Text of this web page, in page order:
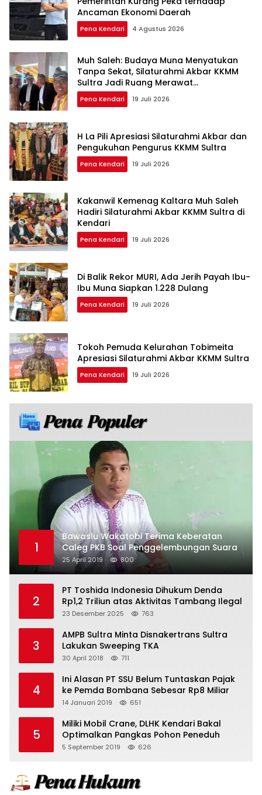
Ancaman Ekonomi Daerah
Pena Kendari 4 Agustus 2026
Muh Saleh: Budaya Muna Menyatukan
Tanpa Sekat, Silaturahmi Akbar KKMM
Sultra Jadi Ruang Merawat
Persaudaraan
Pena Kendari 19 Juli 2026
H La Pili Apresiasi Silaturahmi Akbar dan
Pengukuhan Pengurus KKMM Sultra
Pena Kendari 19 Juli 2026
Kakanwil Kemenag Kaltara Muh Saleh
Hadiri Silaturahmi Akbar KKMM Sultra di
Kendari
Pena Kendari 19 Juli 2026
Di Balik Rekor MURI, Ada Jerih Payah Ibu-
Ibu Muna Siapkan 1.228 Dulang
Pena Kendari 19 Juli 2026
Tokoh Pemuda Kelurahan Tobimeita
Apresiasi Silaturahmi Akbar KKMM Sultra
Pena Kendari 19 Juli 2026
1
Bawaslu Wakatobi Terima Keberatan
Caleg PKB Soal Penggelembungan Suara
25 April 2019 800
2
PT Toshida Indonesia Dihukum Denda
Rp1,2 Triliun atas Aktivitas Tambang Ilegal
23 Desember 2025 763
3
AMPB Sultra Minta Disnakertrans Sultra
Lakukan Sweeping TKA
30 April 2018 711
4
Ini Alasan PT SSU Belum Tuntaskan Pajak
ke Pemda Bombana Sebesar Rp8 Miliar
14 Januari 2019 651
5
Miliki Mobil Crane, DLHK Kendari Bakal
Optimalkan Pangkas Pohon Peneduh
5 September 2019 626